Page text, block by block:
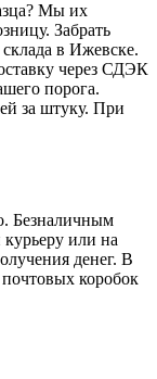
Мы их
Забрать
в Ижевске.
через СДЭК
порога.
за штуку. При
Безналичным
или на
денег. В
коробок